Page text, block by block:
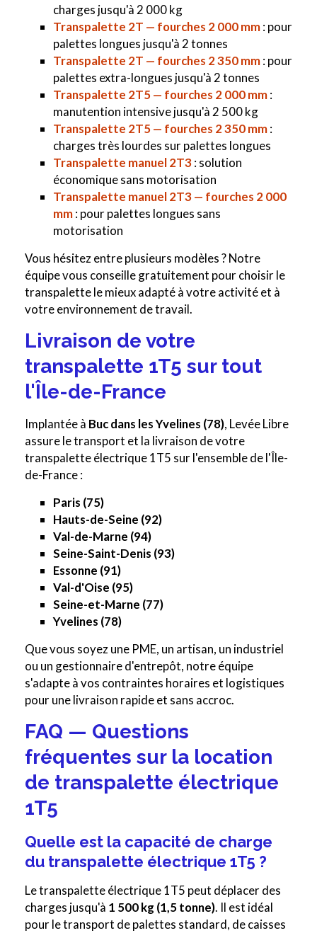
charges jusqu'à 2 000 kg
Transpalette 2T — fourches 2 000 mm: pour
palettes longues jusqu'à 2 tonnes
Transpalette 2T — fourches 2 350 mm: pour
palettes extra-longues jusqu'à 2 tonnes
Transpalette 2T5 — fourches 2 000 mm:
manutention intensive jusqu'à 2 500 kg
Transpalette 2T5 — fourches 2 350 mm:
charges très lourdes sur palettes longues
Transpalette manuel 2T3: solution
économique sans motorisation
Transpalette manuel 2T3 — fourches 2 000
mm: pour palettes longues sans
motorisation
Vous hésitez entre plusieurs modèles ? Notre
équipe vous conseille gratuitement pour choisir le
transpalette le mieux adapté à votre activité et à
votre environnement de travail.
Livraison de votre
transpalette 1T5 sur tout
l'Île-de-France
Implantée à Buc dans les Yvelines (78), Levée Libre
assure le transport et la livraison de votre
transpalette électrique 1T5 sur l'ensemble de l'Île-
de-France :
Paris (75)
Hauts-de-Seine (92)
Val-de-Marne (94)
Seine-Saint-Denis (93)
Essonne (91)
Val-d'Oise (95)
Seine-et-Marne (77)
Yvelines (78)
Que vous soyez une PME, un artisan, un industriel
ou un gestionnaire d'entrepôt, notre équipe
s'adapte à vos contraintes horaires et logistiques
pour une livraison rapide et sans accroc.
FAQ — Questions
fréquentes sur la location
de transpalette électrique
1T5
Quelle est la capacité de charge
du transpalette électrique 1T5 ?
Le transpalette électrique 1T5 peut déplacer des
charges jusqu'à 1 500 kg (1,5 tonne). Il est idéal
pour le transport de palettes standard, de caisses